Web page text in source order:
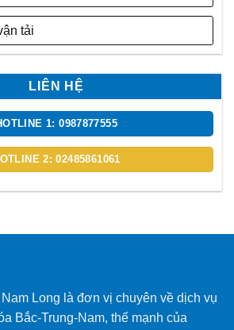
tải
LIÊN HỆ
1: 0987877555
2: 02485861061
Long là đơn vị chuyên về dịch vụ
Bắc-Trung-Nam, thế mạnh của